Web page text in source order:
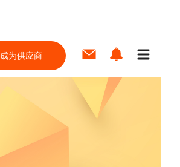
成为供应商